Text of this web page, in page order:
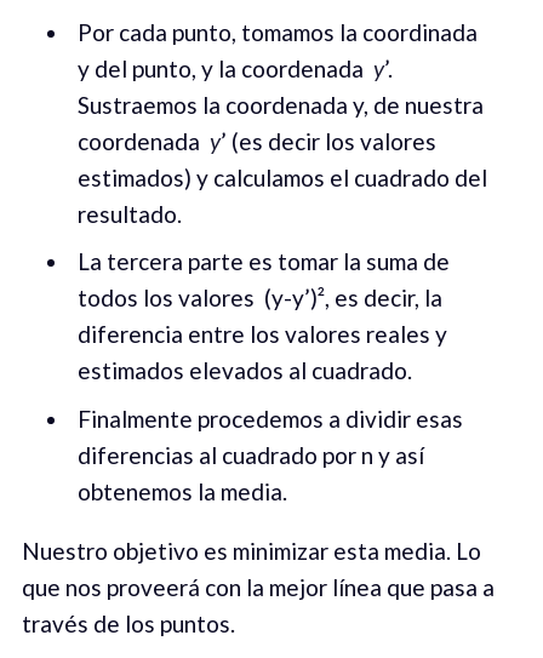
Por cada punto, tomamos la coordinada
y del punto, y la coordenada y’.
Sustraemos la coordenada y, de nuestra
coordenada y’ (es decir los valores
estimados) y calculamos el cuadrado del
resultado.
La tercera parte es tomar la suma de
todos los valores (y-y’)², es decir, la
diferencia entre los valores reales y
estimados elevados al cuadrado.
Finalmente procedemos a dividir esas
diferencias al cuadrado por n y así
obtenemos la media.
Nuestro objetivo es minimizar esta media. Lo
que nos proveerá con la mejor línea que pasa a
través de los puntos.